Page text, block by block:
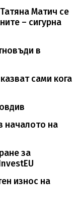
Матич се
– сигурна
в
сами кога
началото на
за
износ на